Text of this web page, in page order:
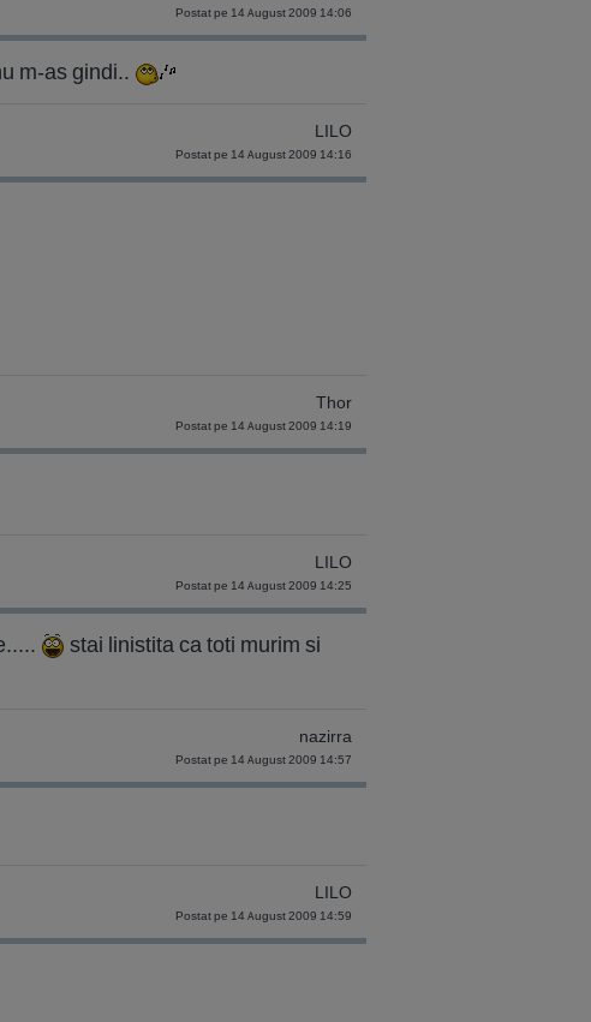
Postat pe 14 August 2009 14:06
m-as gindi..
LILO
Postat pe 14 August 2009 14:16
Thor
Postat pe 14 August 2009 14:19
LILO
Postat pe 14 August 2009 14:25
stai linistita ca toti murim si
nazirra
Postat pe 14 August 2009 14:57
LILO
Postat pe 14 August 2009 14:59